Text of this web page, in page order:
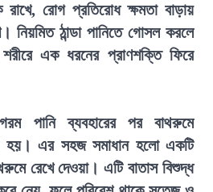
রাখে, রোগ প্রতিরোধ ক্ষমতা বাড়ায়
নিয়মিত ঠান্ডা পানিতে গোসল করলে
এক ধরনের প্রাণশক্তি ফিরে
পানি ব্যবহারের পর বাথরুমে
হয়। এর সহজ সমাধান হলো একটি
রেখে দেওয়া। এটি বাতাস বিশুদ্ধ